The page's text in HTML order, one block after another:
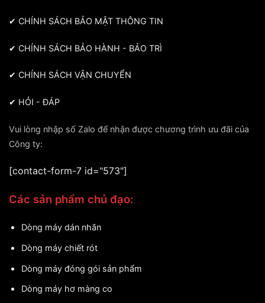
✔ CHÍNH SÁCH BẢO MẬT THÔNG TIN
✔ CHÍNH SÁCH BẢO HÀNH - BẢO TRÌ
✔ CHÍNH SÁCH VẬN CHUYỂN
✔ HỎI - ĐÁP
Vui lòng nhập số Zalo để nhận được chương trình ưu đãi của
Công ty:
[contact-form-7 id="573"]
Các sản phẩm chủ đạo:
Dòng máy dán nhãn
Dòng máy chiết rót
Dòng máy đóng gói sản phẩm
Dòng máy hơ màng co